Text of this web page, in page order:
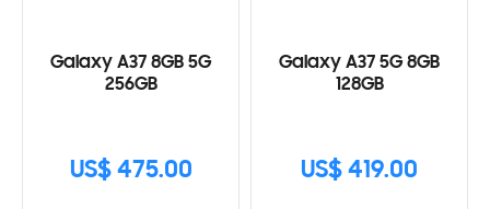
Galaxy A37 8GB 5G
256GB
US$ 475.00
Galaxy A37 5G 8GB
128GB
US$ 419.00